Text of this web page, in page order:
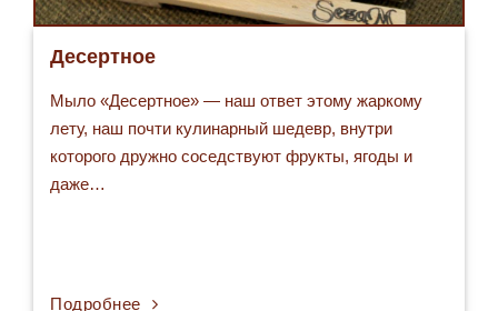
Десертное
Мыло «Десертное» — наш ответ этому жаркому
лету, наш почти кулинарный шедевр, внутри
которого дружно соседствуют фрукты, ягоды и
даже…
Подробнее